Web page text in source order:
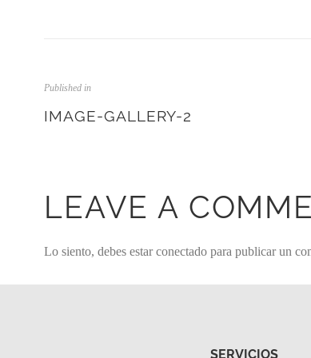
Published in
IMAGE-GALLERY-2
LEAVE A
Lo siento, debes estarconectado para publicar un
SERVICIOS